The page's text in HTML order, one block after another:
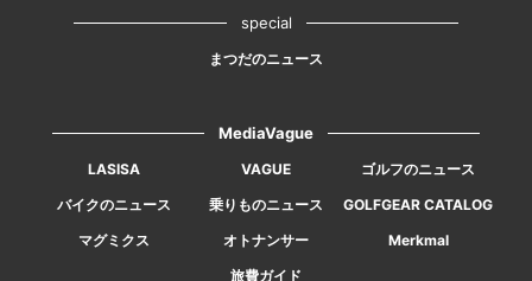
special
まつだのニュース
MediaVague
LASISA VAGUE
ゴルフのニュース
バイクのニュース
乗りものニュース
GOLFGEAR CATALOG
マグミクス
オトナンサー
Merkmal
旅費ガイド